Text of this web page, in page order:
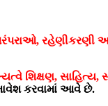
શિક્ષણ,
કરવામાં આવે છે.